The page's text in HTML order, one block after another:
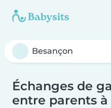
Échanges de
entre parents à